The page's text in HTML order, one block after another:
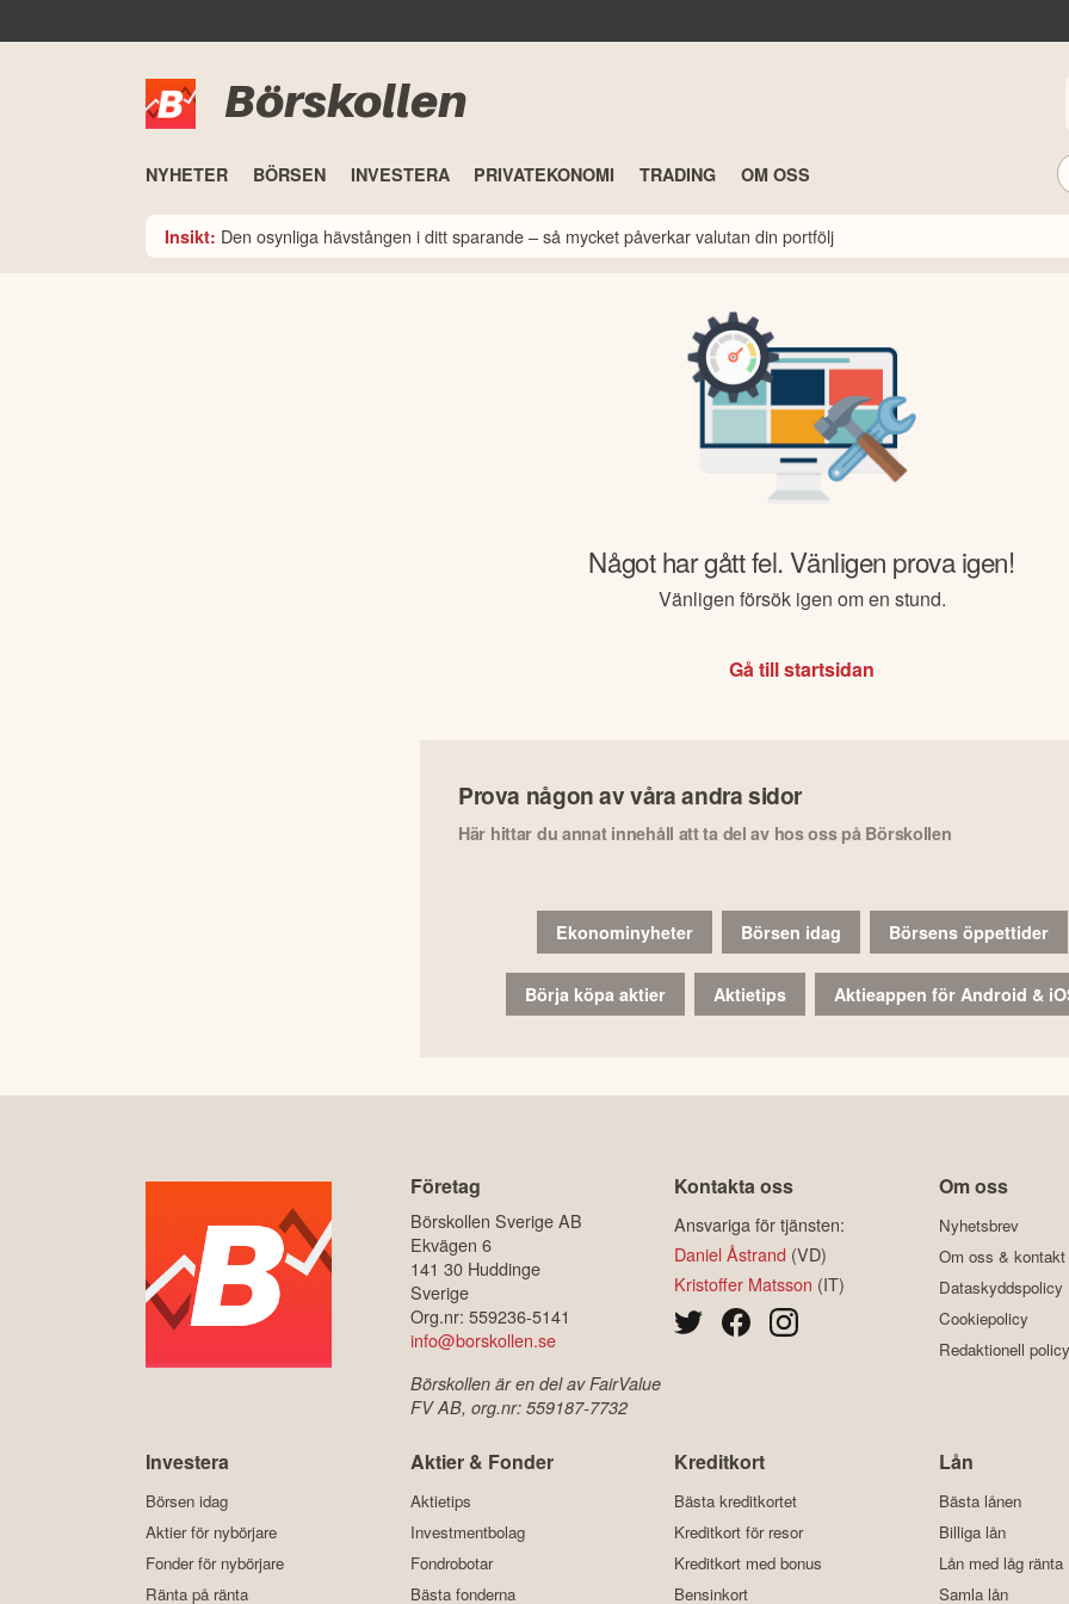
Börskollen
NYHETER BÖRSEN INVESTERA PRIVATEKONOMI TRADING OM OSS
Insikt: Den osynliga hävstången i ditt sparande – så mycket påverkar valutan din portfölj
Något har gått fel. Vänligen prova igen!
Vänligen försök igen om en stund.
Gå till startsidan
Prova någon av våra andra sidor
Här hittar du annat innehåll att ta del av hos oss på Börskollen
Ekonominyheter Börsen idag Börsens öppettider
Börja köpa aktier Aktietips Aktieappen för Android &
Företag
Börskollen Sverige AB
Ekvägen 6
141 30 Huddinge
Sverige
Org.nr: 559236-5141
info@borskollen.se
Börskollen är en del av FairValue
FV AB, org.nr: 559187-7732
Kontakta oss
Ansvariga för tjänsten:
Daniel Åstrand (VD)
Kristoffer Matsson (IT)
Om oss
Nyhetsbrev
Om oss & kontakt
Dataskyddspolicy
Cookiepolicy
Redaktionell policy
Investera
Börsen idag
Aktier för nybörjare
Fonder för nybörjare
Ränta på ränta
Aktier & Fonder
Aktietips
Investmentbolag
Fondrobotar
Bästa fonderna
Kreditkort
Bästa kreditkortet
Kreditkort för resor
Kreditkort med bonus
Bensinkort
Lån
Bästa lånen
Billiga lån
Lån med låg ränta
Samla lån